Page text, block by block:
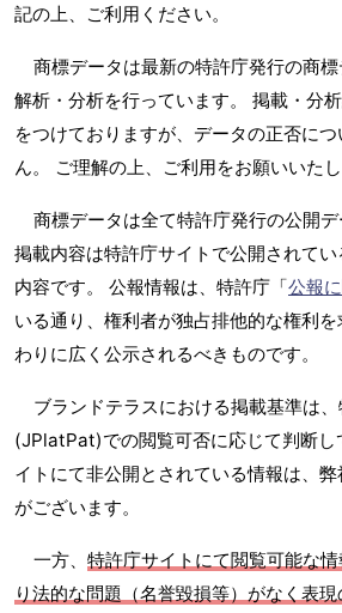
記の上、ご利用ください。
商標データは最新の特許庁発行の商標
解析・分析を行っています。 掲載・分
をつけておりますが、データの正否に
ん。 ご理解の上、ご利用をお願いいたし
商標データは全て特許庁発行の公開デ
掲載内容は特許庁サイトで公開されて
内容です。 公報情報は、特許庁「公報
いる通り、権利者が独占排他的な権利
わりに広く公示されるべきものです。
ブランドテラスにおける掲載基準は
(JPlatPat)での閲覧可否に応じて判断し
イトにて非公開とされている情報は、
がございます。
一方、 特許庁サイトにて閲覧可能な
り法的な問題（名誉毀損等）がなく表